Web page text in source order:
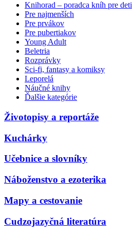
Knihorad – poradca kníh pre deti
Pre najmenších
Pre prvákov
Pre pubertiakov
Young Adult
Beletria
Rozprávky
Sci-fi, fantasy a komiksy
Leporelá
Náučné knihy
Ďalšie kategórie
Životopisy a reportáže
Kuchárky
Učebnice a slovníky
Náboženstvo a ezoterika
Mapy a cestovanie
Cudzojazyčná literatúra